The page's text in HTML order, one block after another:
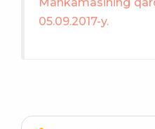
Mahkamasining
05.09.2017-y.